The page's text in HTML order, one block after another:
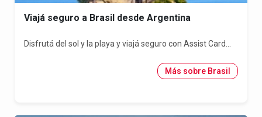
Viajá seguro a Brasil desde Argentina
Disfrutá del sol y la playa y viajá seguro con Assist Card...
Más sobre Brasil